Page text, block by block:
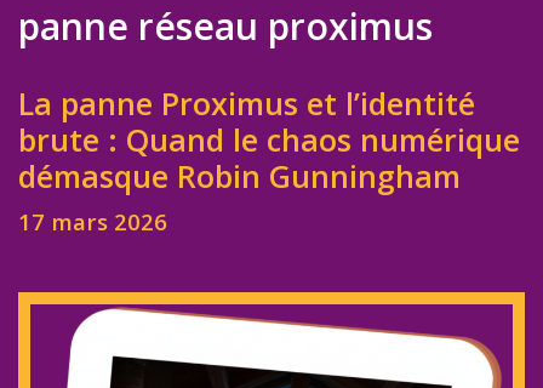
panne réseau proximus
La panne Proximus et l’identité
brute : Quand le chaos numérique
démasque Robin Gunningham
17 mars 2026